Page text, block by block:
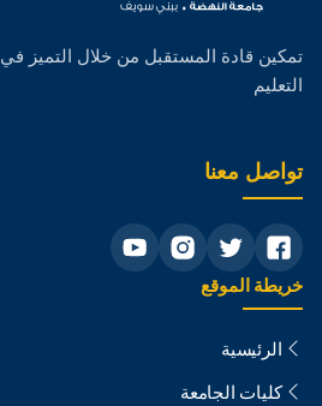
تمكين قادة المستقبل من خلال التميز في
التعليم
تواصل معنا
خريطة الموقع
الرئيسية
كليات الجامعة